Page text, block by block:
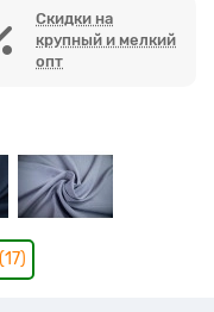
Скидки на
крупный и мелкий
опт
(17)